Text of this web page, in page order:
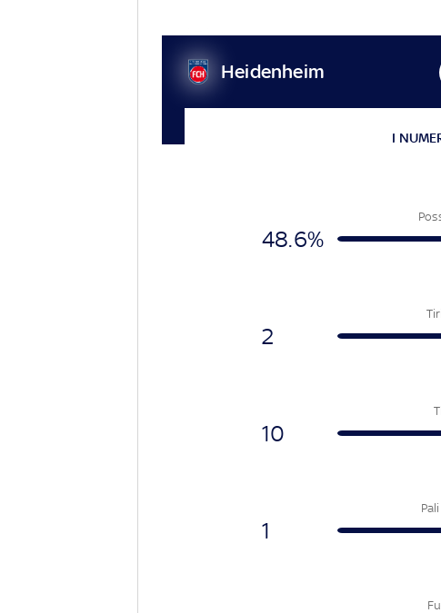
Heidenheim
I
48.6%
2
10
1